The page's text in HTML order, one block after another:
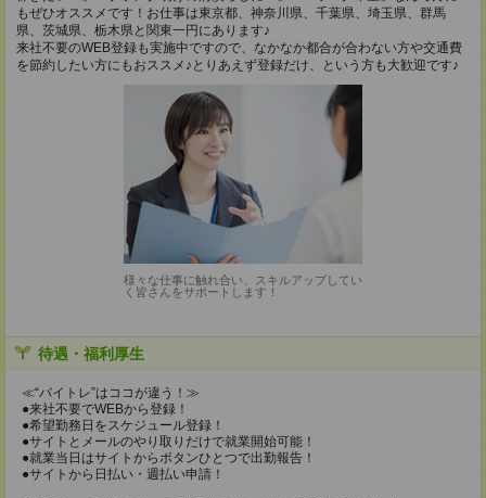
もぜひオススメです！お仕事は東京都、神奈川県、千葉県、埼玉県、群馬
県、茨城県、栃木県と関東一円にあります♪
来社不要のWEB登録も実施中ですので、なかなか都合が合わない方や交通費
を節約したい方にもおススメ♪とりあえず登録だけ、という方も大歓迎です♪
様々な仕事に触れ合い、スキルアップしてい
く皆さんをサポートします！
待遇・福利厚生
≪“バイトレ”はココが違う！≫
●来社不要でWEBから登録！
●希望勤務日をスケジュール登録！
●サイトとメールのやり取りだけで就業開始可能！
●就業当日はサイトからボタンひとつで出勤報告！
●サイトから日払い・週払い申請！